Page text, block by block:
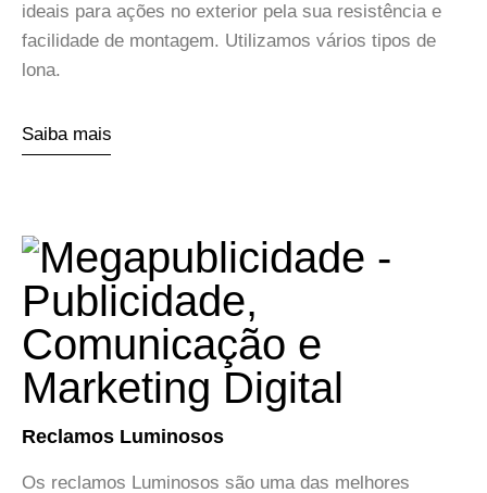
ideais para ações no exterior pela sua resistência e
facilidade de montagem. Utilizamos vários tipos de
lona.
Saiba mais
Reclamos Luminosos
Os reclamos Luminosos são uma das melhores